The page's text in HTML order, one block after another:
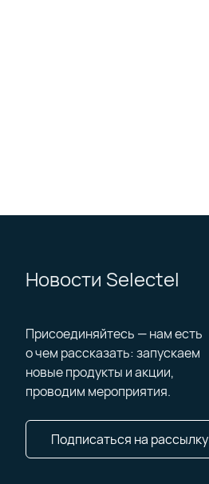
Новости Selectel
Присоединяйтесь — нам есть
о чем рассказать: запускаем
новые продукты и акции,
проводим мероприятия.
Подписаться на рассылку